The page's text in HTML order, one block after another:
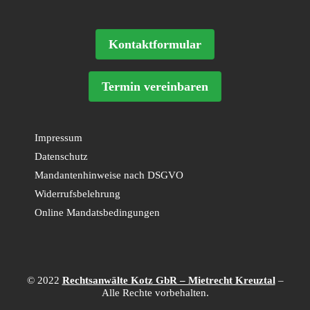
Kontaktformular
Termin vereinbaren
Impressum
Datenschutz
Mandantenhinweise nach DSGVO
Widerrufsbelehrung
Online Mandatsbedingungen
© 2022 Rechtsanwälte Kotz GbR – Mietrecht Kreuztal–
Alle Rechte vorbehalten.